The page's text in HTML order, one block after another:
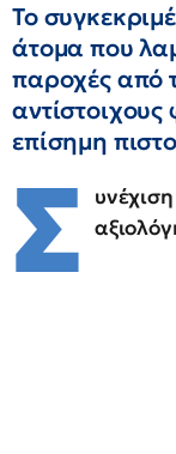
Το
άτομα που
παροχές από
αντίστοιχους
επίσημη
Σ